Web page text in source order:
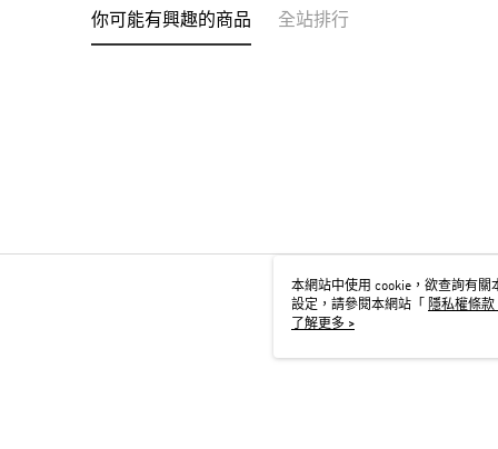
你可能有興趣的商品 全站排行
本網站中使用 cookie，欲查詢有關
設定，請參閱本網站「
隱私權條款
用 cookie。
了解更多 >